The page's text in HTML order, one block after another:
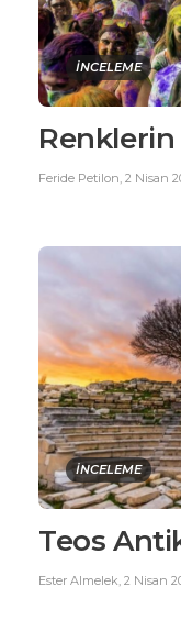
İNCELEME
Renklerin
Feride Petilon, 2 Nisan
İNCELEME
Teos
Ester Almelek 2 Nisan